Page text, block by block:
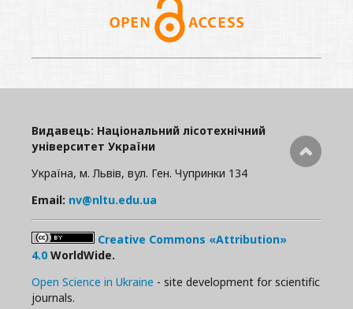
Видавець: Національний лісотехнічний
університет України
Україна, м. Львів, вул. Ген. Чупринки 134
Email: nv@nltu.edu.ua
Creative Commons «Attribution»
4.0 WorldWide.
Open Science in Ukraine - site development for scientific
journals.